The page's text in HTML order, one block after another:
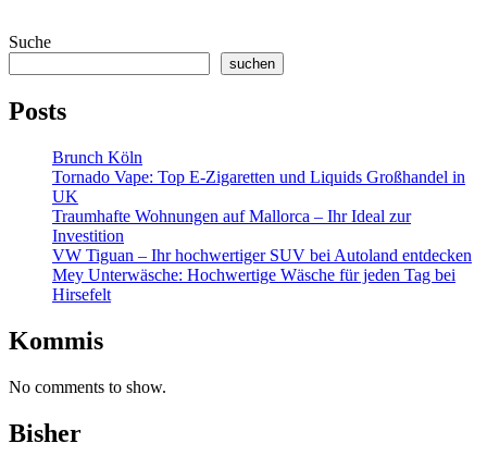
Suche
suchen
Posts
Brunch Köln
Tornado Vape: Top E-Zigaretten und Liquids Großhandel in
UK
Traumhafte Wohnungen auf Mallorca – Ihr Ideal zur
Investition
VW Tiguan – Ihr hochwertiger SUV bei Autoland entdecken
Mey Unterwäsche: Hochwertige Wäsche für jeden Tag bei
Hirsefelt
Kommis
No comments to show.
Bisher